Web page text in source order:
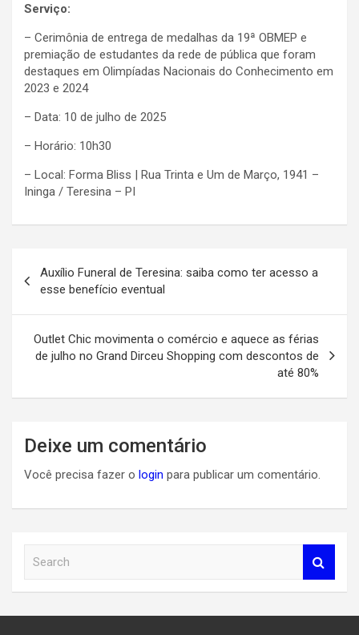
Serviço:
– Cerimônia de entrega de medalhas da 19ª OBMEP e
premiação de estudantes da rede de pública que foram
destaques em Olimpíadas Nacionais do Conhecimento em
2023 e 2024
– Data: 10 de julho de 2025
– Horário: 10h30
– Local: Forma Bliss | Rua Trinta e Um de Março, 1941 –
Ininga / Teresina – PI
de
Post
Auxílio Funeral de Teresina: saiba como ter acesso a
esse benefício eventual
Outlet Chic movimenta o comércio e aquece as férias
de julho no Grand Dirceu Shopping com descontos de
até 80%
Deixe um comentário
Você precisa fazer o login para publicar um comentário.
c